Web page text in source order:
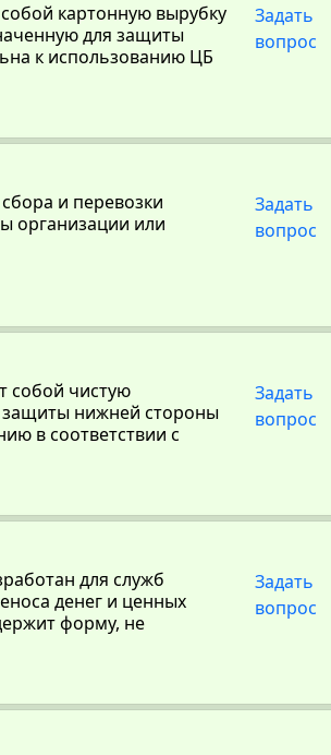
картонную вырубку
для защиты
к использованию ЦБ
Задать
вопрос
и перевозки
организации или
Задать
вопрос
собой чистую
защиты нижней стороны
в соответствии с
Задать
вопрос
для служб
денег и ценных
форму, не
Задать
вопрос